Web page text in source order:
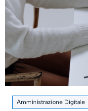
Amministrazione Digitale